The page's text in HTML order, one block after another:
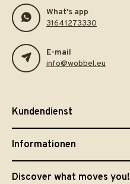
What's app
31641273330
E-mail
info@wobbel.eu
Kundendienst
Informationen
Discover what moves you!